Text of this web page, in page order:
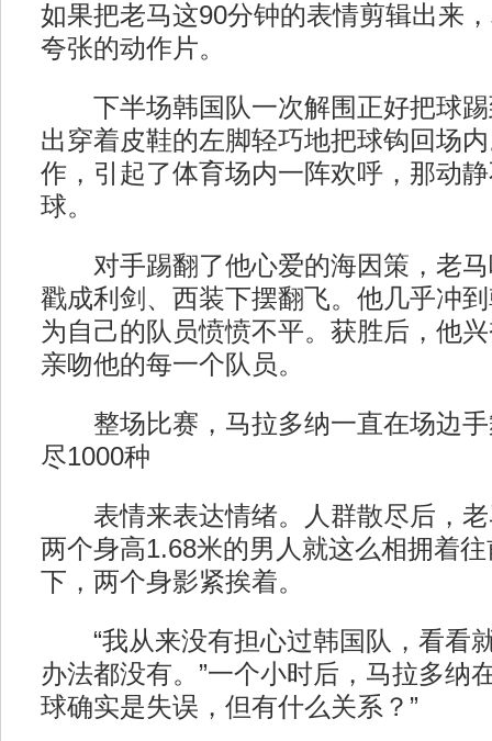
如果把老马这90分钟的表情剪辑出来
夸张的动作片。
下半场韩国队一次解围正好把球踢
出穿着皮鞋的左脚轻巧地把球钩回场
作，引起了体育场内一阵欢呼，那动
球。
对手踢翻了他心爱的海因策，老马
戳成利剑、西装下摆翻飞。他几乎冲
为自己的队员愤愤不平。获胜后，他
亲吻他的每一个队员。
整场比赛，马拉多纳一直在场边手
尽1000种
表情来表达情绪。人群散尽后，老
两个身高1.68米的男人就这么相拥着
下，两个身影紧挨着。
“我从来没有担心过韩国队，看看
办法都没有。”一个小时后，马拉多纳
球确实是失误，但有什么关系？”